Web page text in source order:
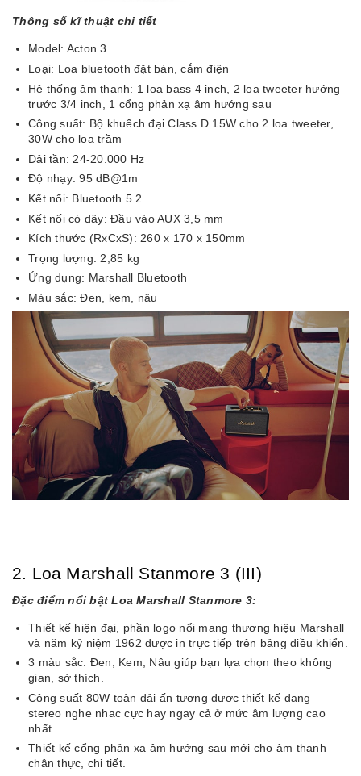
Thông số kĩ thuật chi tiết
Model: Acton 3
Loại: Loa bluetooth đặt bàn, cắm điện
Hệ thống âm thanh: 1 loa bass 4 inch, 2 loa tweeter hướng
trước 3/4 inch, 1 cổng phản xạ âm hướng sau
Công suất: Bộ khuếch đại Class D 15W cho 2 loa tweeter,
30W cho loa trầm
Dải tần: 24-20.000 Hz
Độ nhạy: 95 dB@1m
Kết nối: Bluetooth 5.2
Kết nối có dây: Đầu vào AUX 3,5 mm
Kích thước (RxCxS): 260 x 170 x 150mm
Trọng lượng: 2,85 kg
Ứng dụng: Marshall Bluetooth
Màu sắc: Đen, kem, nâu
2. Loa Marshall Stanmore 3 (III)
Đặc điểm nổi bật Loa Marshall Stanmore 3:
Thiết kế hiện đại, phần logo nổi mang thương hiệu Marshall
và năm kỷ niệm 1962 được in trực tiếp trên bảng điều khiển.
3 màu sắc: Đen, Kem, Nâu giúp bạn lựa chọn theo không
gian, sở thích.
Công suất 80W toàn dải ấn tượng được thiết kế dạng
stereo nghe nhac cực hay ngay cả ở mức âm lượng cao
nhất.
Thiết kế cổng phản xạ âm hướng sau mới cho âm thanh
chân thực, chi tiết.